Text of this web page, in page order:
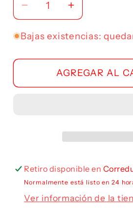
Reducir
cantidad
para
Aumentar
cantidad
para
Bajas existencias:
AGREGAR AL
Retiro disponible en
Normalmente está listo en 24
Ver información de la